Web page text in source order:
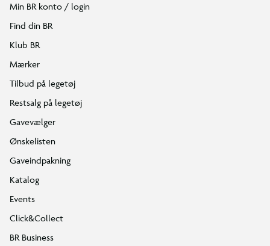
Min BR konto / login
Find din BR
Klub BR
Mærker
Tilbud på legetøj
Restsalg på legetøj
Gavevælger
Ønskelisten
Gaveindpakning
Katalog
Events
Click&Collect
BR Business